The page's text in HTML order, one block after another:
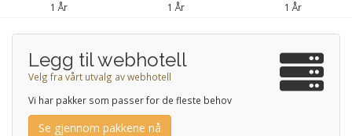
1 År 1 År 1 År
Legg til webhotell
Velg fra vårt utvalg av webhotell
Vi har pakker som passer for de fleste behov
Se gjennom pakkene nå